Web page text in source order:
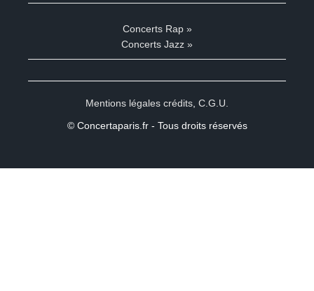
Concerts Rap »
Concerts Jazz »
Mentions légales crédits C.G.U.
© Concertaparis.fr - Tous droits réservés